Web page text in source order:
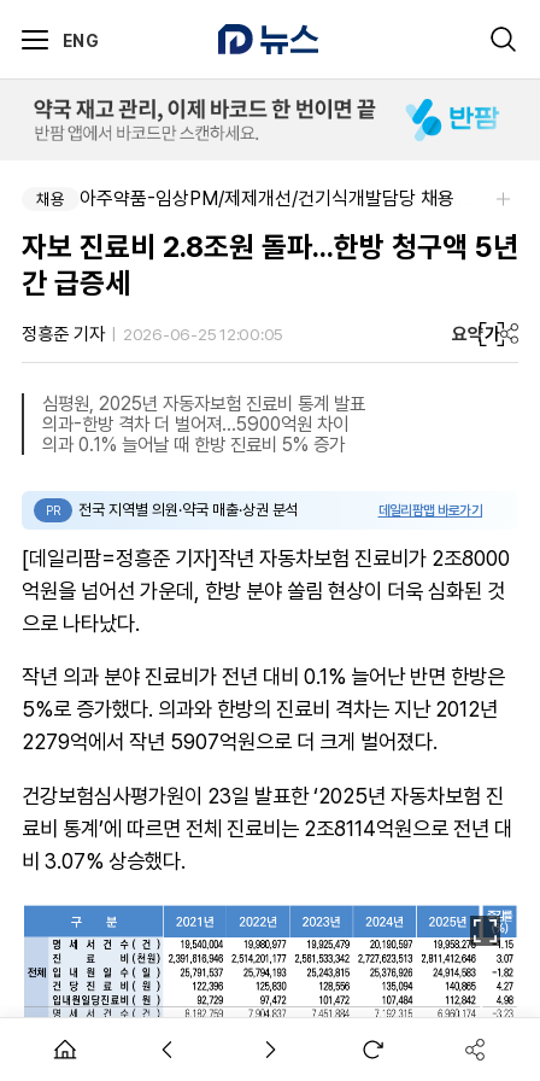
ENG
채용 아주약품-임상PM/제제개선/건기식개발담당 채용
채용
자보 진료비 2.8조원 돌파...한방 청구액 5년
간 급증세
정흥준 기자 2026-06-25 12:00:05 요약가
심평원, 2025년 자동자보험 진료비 통계 발표
의과-한방 격차 더 벌어져...5900억원 차이
의과 0.1% 늘어날 때 한방 진료비 5% 증가
PR 전국 지역별 의원·약국 매출·상권 분석 데일리팜맵 바로가기
[데일리팜=정흥준 기자]작년 자동차보험 진료비가 2조8000
억원을 넘어선 가운데, 한방 분야 쏠림 현상이 더욱 심화된 것
으로 나타났다.
작년 의과 분야 진료비가 전년 대비 0.1% 늘어난 반면 한방은
5%로 증가했다. 의과와 한방의 진료비 격차는 지난 2012년
2279억에서 작년 5907억원으로 더 크게 벌어졌다.
건강보험심사평가원이 23일 발표한 ‘2025년 자동차보험 진
료비 통계’에 따르면 전체 진료비는 2조8114억원으로 전년 대
비 3.07% 상승했다.